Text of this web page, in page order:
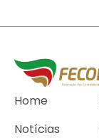
Home
Notícias